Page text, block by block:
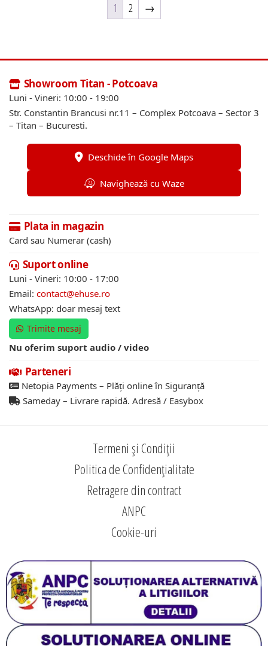
1 2 →
Showroom Titan - Potcoava
Luni - Vineri: 10:00 - 19:00
Str. Constantin Brancusi nr.11 – Complex Potcoava – Sector 3
– Titan – Bucuresti.
Deschide în Google Maps
Navighează cu Waze
Plata in magazin
Card sau Numerar (cash)
Suport online
Luni - Vineri: 10:00 - 17:00
Email: contact@ehuse.ro
WhatsApp: doar mesaj text
Trimite mesaj
Nu oferim suport audio / video
Parteneri
Netopia Payments – Plăți online în Siguranță
Sameday – Livrare rapidă. Adresă / Easybox
Termeni și Condiții
Politica de Confidențialitate
Retragere din contract
ANPC
Cookie-uri